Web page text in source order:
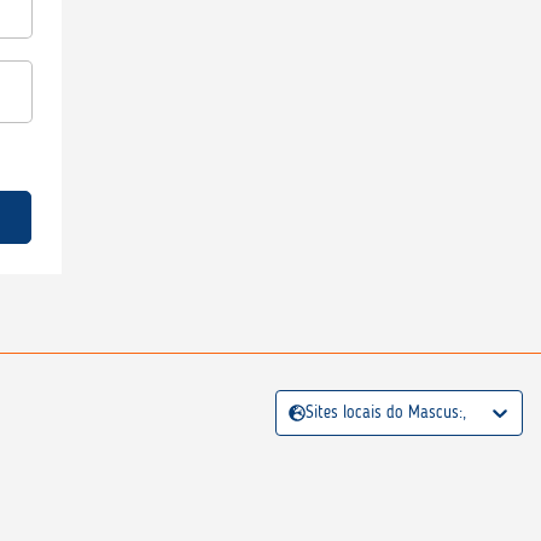
Sites locais do Mascus:,